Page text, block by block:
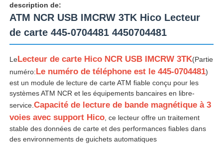
description de:
ATM NCR USB IMCRW 3TK Hico Lecteur
de carte 445-0704481 4450704481
LeLecteur de carte Hico NCR USB IMCRW 3TK(Partie
numéro:Le numéro de téléphone est le 445-0704481)
est un module de lecture de carte ATM fiable conçu pour les
systèmes ATM NCR et les équipements bancaires en libre-
service.Capacité de lecture de bande magnétique à 3
voies avec support Hico , ce lecteur offre un traitement
stable des données de carte et des performances fiables dans
des environnements de guichets automatiques